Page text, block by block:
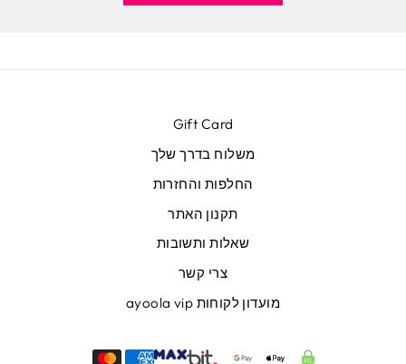
Gift Card
משלוח בדרך שלך
החלפות והחזרות
תקנון האתר
שאלות ותשובות
צרי קשר
מועדון לקוחות ayoola vip